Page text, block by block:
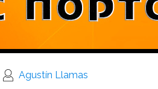
Agustín Llamas